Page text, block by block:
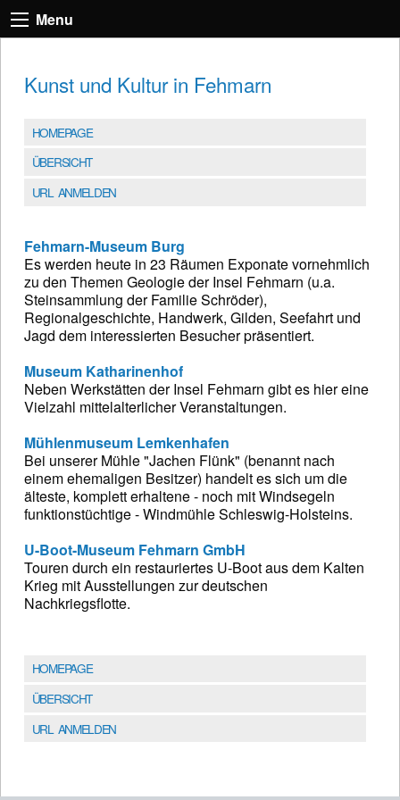
Menu
Kunst und Kultur in Fehmarn
HOMEPAGE
ÜBERSICHT
URL ANMELDEN
Fehmarn-Museum Burg
Es werden heute in 23 Räumen Exponate vornehmlich
zu den Themen Geologie der Insel Fehmarn (u.a.
Steinsammlung der Familie Schröder),
Regionalgeschichte, Handwerk, Gilden, Seefahrt und
Jagd dem interessierten Besucher präsentiert.
Museum Katharinenhof
Neben Werkstätten der Insel Fehmarn gibt es hier eine
Vielzahl mittelalterlicher Veranstaltungen.
Mühlenmuseum Lemkenhafen
Bei unserer Mühle "Jachen Flünk" (benannt nach
einem ehemaligen Besitzer) handelt es sich um die
älteste, komplett erhaltene - noch mit Windsegeln
funktionstüchtige - Windmühle Schleswig-Holsteins.
U-Boot-Museum Fehmarn GmbH
Touren durch ein restauriertes U-Boot aus dem Kalten
Krieg mit Ausstellungen zur deutschen
Nachkriegsflotte.
HOMEPAGE
ÜBERSICHT
URL ANMELDEN